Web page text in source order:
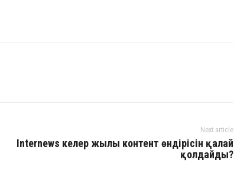
Next article
Internews келер жылы контент өндірісін қалай
қолдайды?